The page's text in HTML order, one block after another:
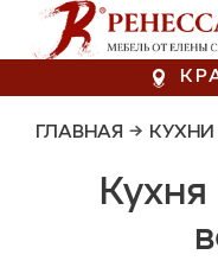
ГЛАВНАЯ → КУХНИ